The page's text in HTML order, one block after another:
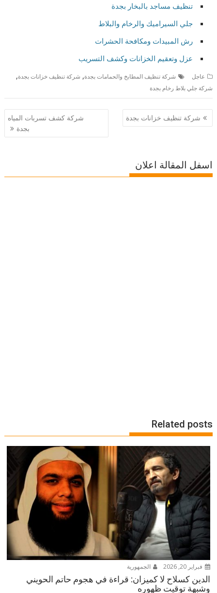
تنظيف مساجد بالبخار بجدة
جلي السيراميك والرخام والبلاط
رش المبيدات ومكافحة الحشرات
عزل وتعقيم الخزانات وكشف التسريب
عاجل شركة تنظيف المطابخ والحمامات بجدة, شركة تنظيف خزانات بجدة,
شركة جلي بلاط رخام بجدة
تصفّح
المقالات
شركة تنظيف خزانات بجدة
شركة كشف تسربات المياه
بجدة
اسفل المقالة اعلان
Related posts
فبراير 20, 2026 الجمهورية
الدين كسلاح لا كميزان: قراءة في هجوم حاتم الحويني
وشبهة توقيت ظهوره